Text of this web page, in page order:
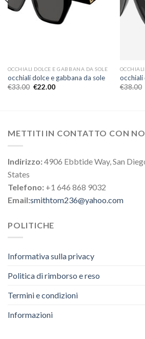
OCCHIALI DOLCE E GABBANA DA SOLE
occhiali dolce e gabbana da sole
€33.00 €22.00
occhiali
€38.00
METTITI IN CONTATTO CON
Indirizzo:4906 Ebbtide Way, San
States
Telefono: +1 646 868 9032
Email:smithtom236@yahoo.com
POLITICHE
Informativa sulla privacy
Politica di rimborso e reso
Termini e condizioni
Informazioni